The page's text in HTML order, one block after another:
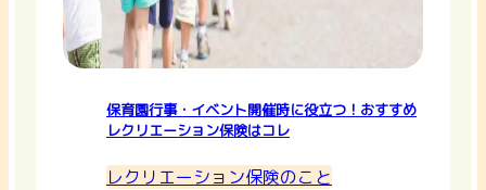
保育園行事・イベント開催時に役立つ！おすすめ
レクリエーション保険はコレ
レクリエーション保険のこと